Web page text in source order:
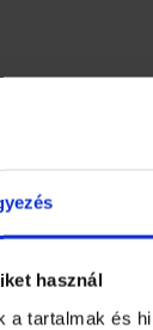
használ
a tartalmak és
Átlagos
Szikrai
alján